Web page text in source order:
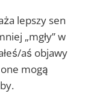
lepszy sen
„mgły” w
aś objawy
mogą